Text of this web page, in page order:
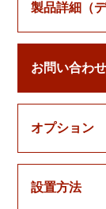
製品詳細（
お問い合わせ
オプション
設置方法